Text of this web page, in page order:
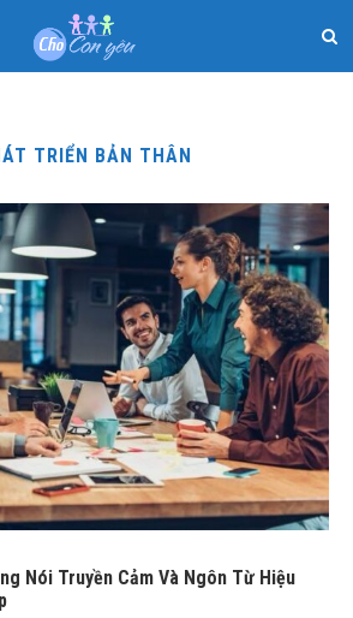
TRIỂN BẢN THÂN
Nói Truyền Cảm Và Ngôn Từ Hiệu